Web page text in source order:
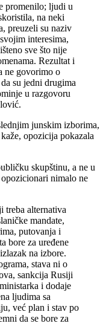
promenilo; ljudi u
na neki
preuzeli su naziv
interesima,
sve što nije
Rezultat i
ne govorimo o
su jedni drugima
u razgovoru
junskim izborima,
opozicija pokazala
skupštinu, a ne u
nimalo ne
treba alternativa
mandate,
putovanja i
bore za uređene
na izbore.
stava ni o
sankcija Rusiji
i dodaje
ljudima sa
već plan i stav po
da se bore za